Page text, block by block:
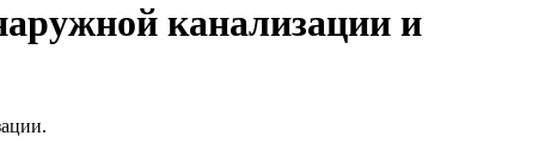
канализации и